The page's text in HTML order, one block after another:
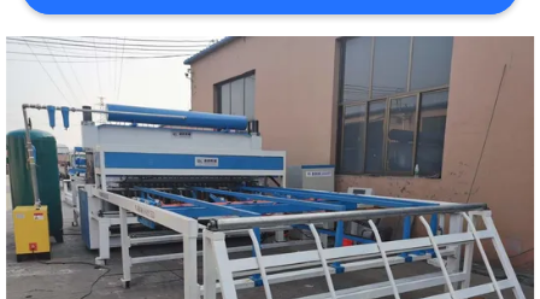
PIDA
UNA
CITA
MAPA
DEL
SITIO